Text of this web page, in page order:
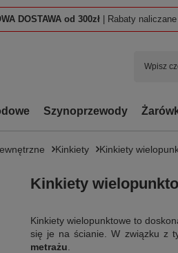
DOSTAWA od 300zł | Rabaty
Szynoprzewody
Kinkiety Kinkiety
Kinkiety
Kinkiety wielopunktowe to
się je na ścianie. W związku z
metrażu